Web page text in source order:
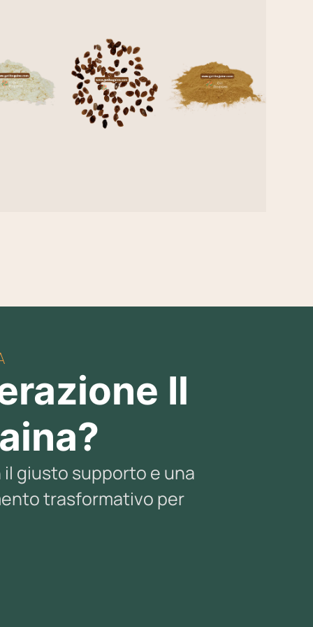
Scopri
Di
Iboga
Scopri
di più
TA
Scopri
Il
giusto supporto e una
trasformativo per